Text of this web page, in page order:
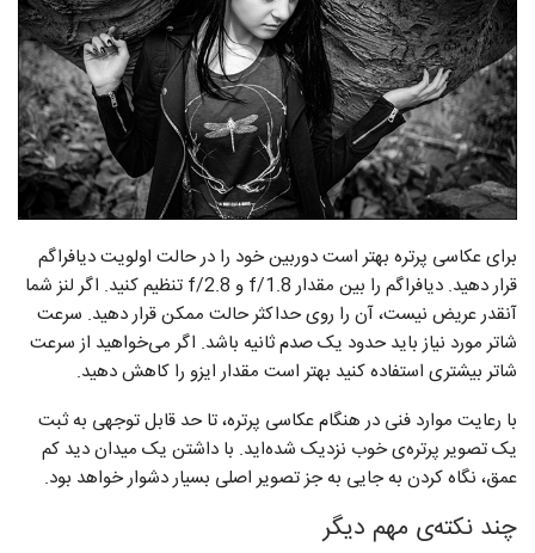
برای عکاسی پرتره بهتر است دوربین خود را در حالت اولویت دیافراگم
قرار دهید. دیافراگم را بین مقدار f/1.8 و f/2.8 تنظیم کنید. اگر لنز شما
آنقدر عریض نیست، آن را روی حداکثر حالت ممکن قرار دهید. سرعت
شاتر مورد نیاز باید حدود یک صدم ثانیه باشد. اگر می‌خواهید از سرعت
شاتر بیشتری استفاده کنید بهتر است مقدار ایزو را کاهش دهید.
با رعایت موارد فنی در هنگام عکاسی پرتره، تا حد قابل توجهی به ثبت
یک تصویر پرتره‌ی خوب نزدیک شده‌اید. با داشتن یک میدان دید کم
عمق، نگاه کردن به جایی به جز تصویر اصلی بسیار دشوار خواهد بود.
چند نکته‌ی مهم دیگر